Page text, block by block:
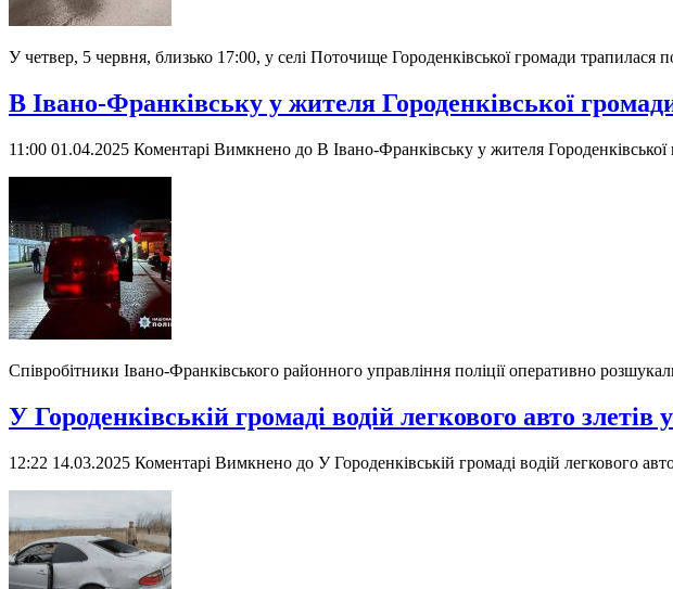
У четвер, 5 червня, близько 17:00, у селі Поточище Городенківської громади трапилася
В Івано-Франківську у жителя Городенківської
11:00 01.04.2025 Коментарі Вимкнено до В Івано-Франківську у жителя
Співробітники Івано-Франківського районного управління поліції оперативно
У Городенківській громаді водій легкового авто злетів
12:22 14.03.2025 Коментарі Вимкнено до У Городенківській громаді водій легкового